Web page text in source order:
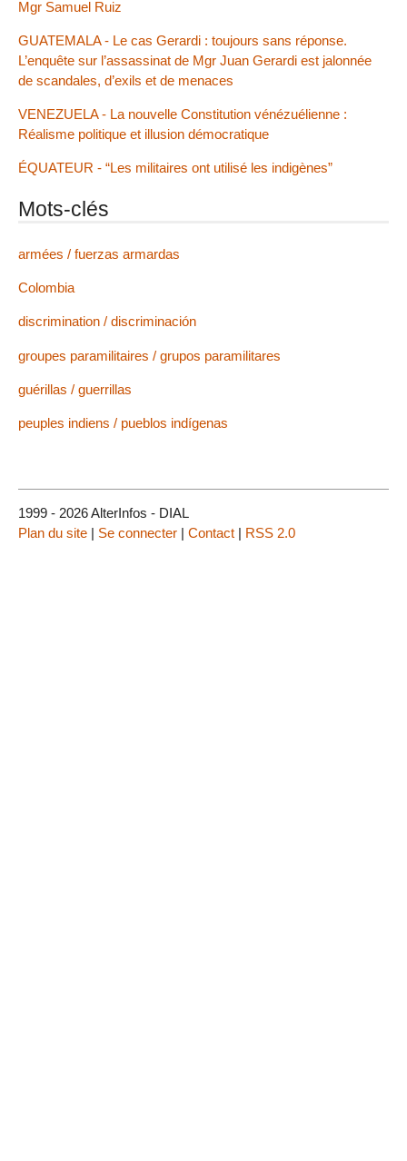
Mgr Samuel Ruiz
GUATEMALA - Le cas Gerardi : toujours sans réponse.
L’enquête sur l’assassinat de Mgr Juan Gerardi est jalonnée
de scandales, d’exils et de menaces
VENEZUELA - La nouvelle Constitution vénézuélienne :
Réalisme politique et illusion démocratique
ÉQUATEUR - “Les militaires ont utilisé les indigènes”
Mots-clés
armées / fuerzas armardas
Colombia
discrimination / discriminación
groupes paramilitaires / grupos paramilitares
guérillas / guerrillas
peuples indiens / pueblos indígenas
1999 - 2026 AlterInfos - DIAL
Plan du site | Se connecter | Contact | RSS 2.0